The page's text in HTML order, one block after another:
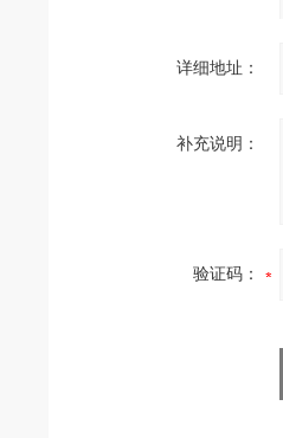
详细地址：
补充说明：
验证码：